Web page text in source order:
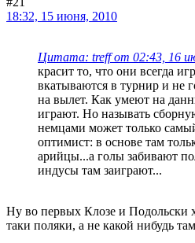
18:32, 15 июня, 2010
Цитата: treff от 02:43, 16
красит то, что они всегда
вкатываются в турнир и не
на вылет. Как умеют на
играют. Но называть
немцами может только
оптимист: в основе там
арийцы...а голы забивают
индусы там заиграют...
Ну во первых Клозе и Подольски
таки поляки, а не какой нибудь